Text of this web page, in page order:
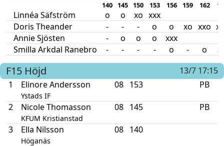
140 145 150 153 156 159 162
Linnéa Säfström o o xo xxx
Doris Theander
- - - o o xo xxo
Annie Sjösten
- o o o
xxx
Smilla Arkdal Ranebro
- - - - o - o
F15 Höjd
13/7 17:15
1
Elinore Andersson
Ystads IF
08 153 PB
2 Nicole Thomasson
KFUM Kristianstad
08 145 PB
3 Ella Nilsson
Höganäs
08 140